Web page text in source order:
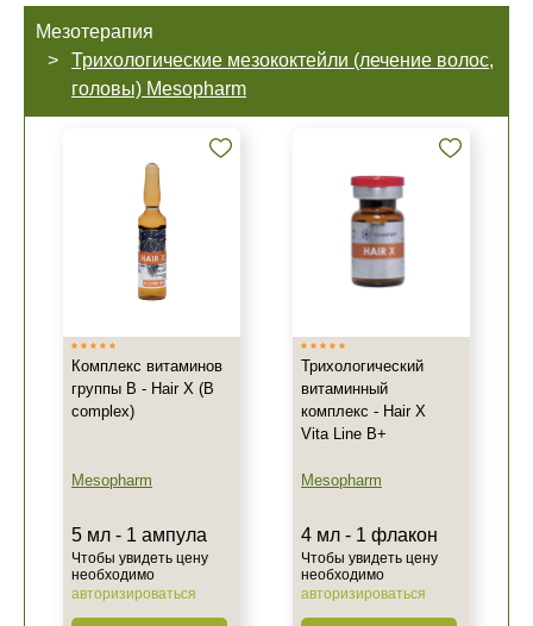
Мезотерапия
Трихологические мезококтейли (лечение волос,
головы) Mesopharm
Комплекс витаминов
группы В - Hair X (B
complex)
Mesopharm
5 мл - 1 ампула
Чтобы увидеть цену
необходимо
авторизироваться
Трихологический
витаминный
комплекс - Hair X
Vita Line B+
Mesopharm
4 мл - 1 флакон
Чтобы увидеть цену
необходимо
авторизироваться
+7 (495) 640-58-89